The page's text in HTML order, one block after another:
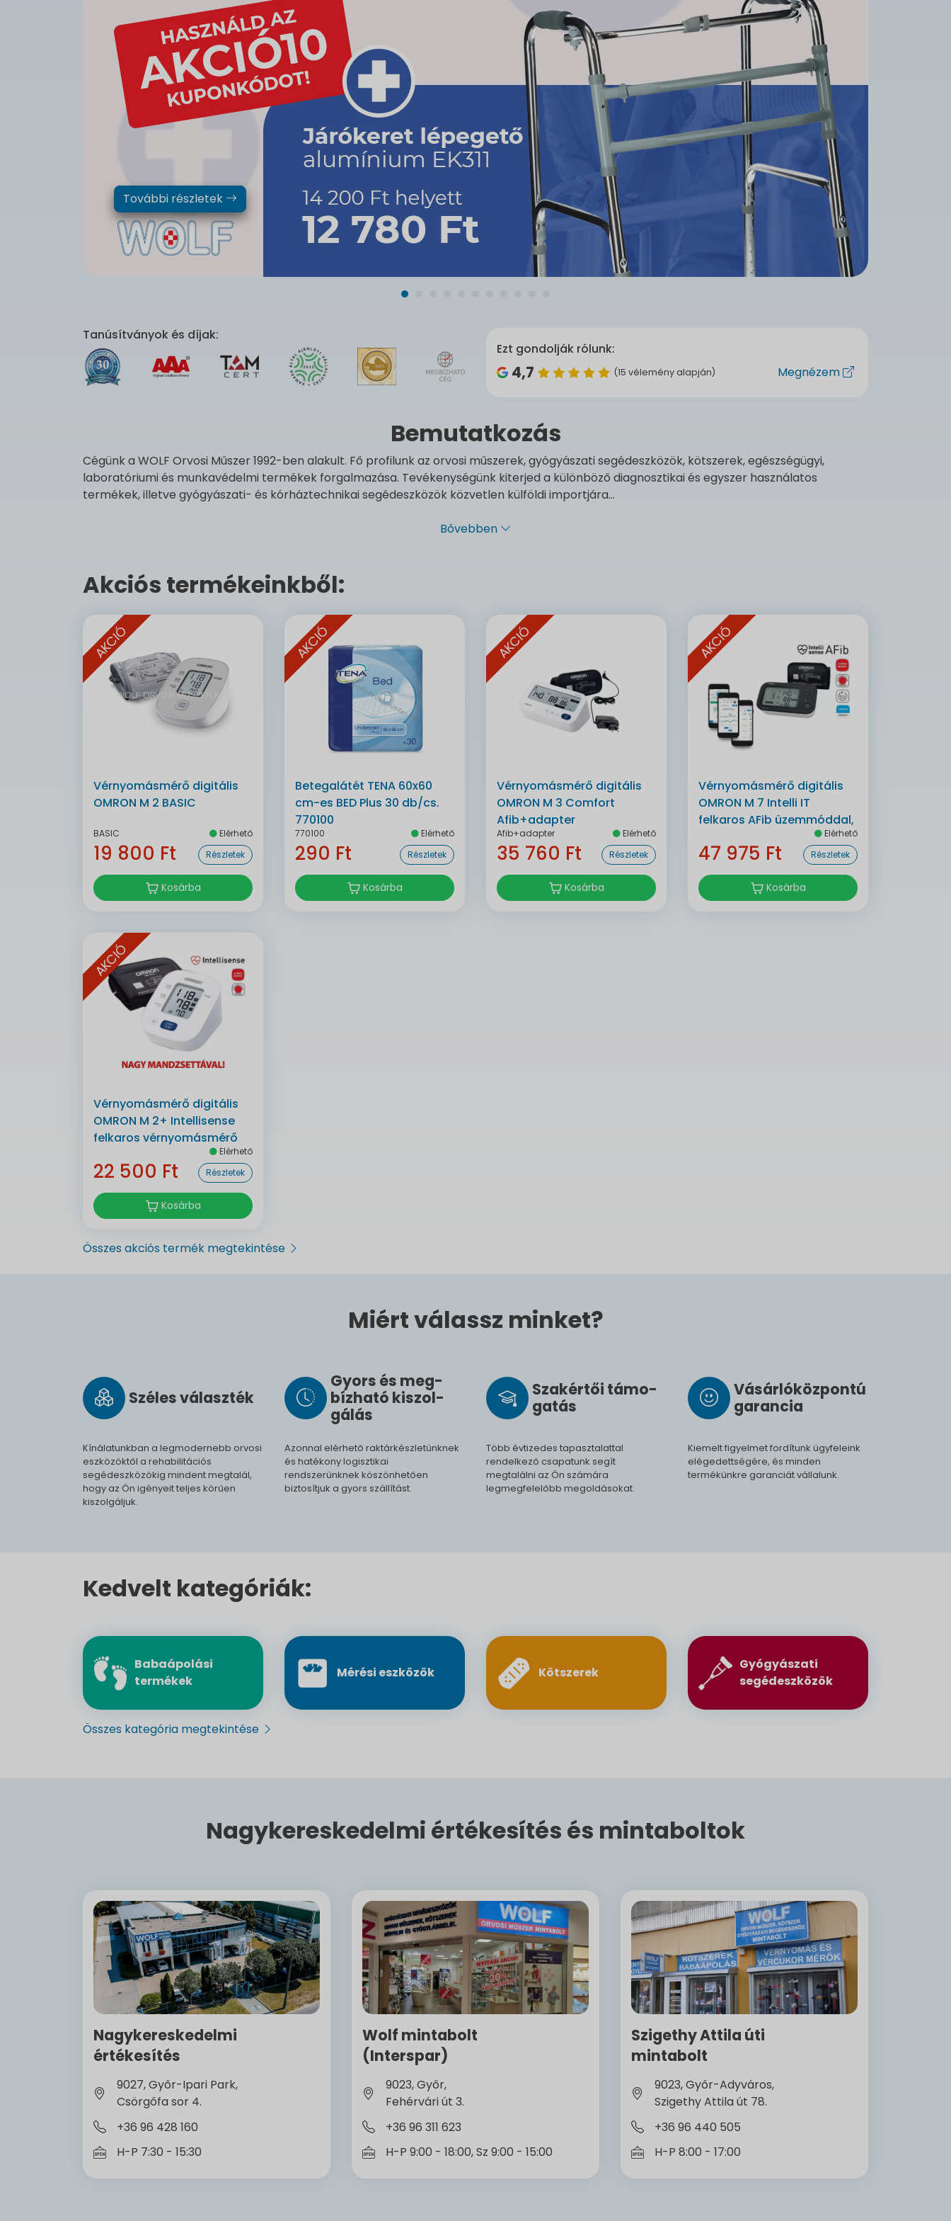
További részletek
Tanúsítványok és díjak:
Ezt gondolják rólunk:
4,7 (15 vélemény alapján) Megnézem
Bemutatkozás
Cégünk a WOLF Orvosi Műszer 1992-ben alakult. Fő profilunk az orvosi műszerek, gyógyászati segédeszközök, kötszerek, egészségügyi,
laboratóriumi és munkavédelmi termékek forgalmazása. Tevékenységünk kiterjed a különböző diagnosztikai és egyszer használatos
termékek, illetve gyógyászati- és kórháztechnikai segédeszközök közvetlen külföldi importjára...
Bővebben
Akciós termékeinkből:
AKCIÓ
Vérnyomásmérő digitális
OMRON M 2 BASIC
BASIC Elérhető
19 800 Ft Részletek
Kosárba
AKCIÓ
Betegalátét TENA 60x60
cm-es BED Plus 30 db/cs.
770100
770100 Elérhető
290 Ft Részletek
Kosárba
AKCIÓ
Vérnyomásmérő digitális
OMRON M 3 Comfort
Afib+adapter
Afib+adapter Elérhető
35 760 Ft Részletek
Kosárba
AKCIÓ
Vérnyomásmérő digitális
OMRON M 7 Intelli IT
felkaros AFib üzemmóddal,
bluetoothos automataElérhető
47 975 Ft Részletek
Kosárba
AKCIÓ
Vérnyomásmérő digitális
OMRON M 2+ Intellisense
felkaros vérnyomásmérő
Elérhető
22 500 Ft Részletek
Kosárba
Összes akciós termék megtekintése
Miért válassz minket?
Széles vá­lasz­ték
Kínálatunkban a legmodernebb orvosi
eszközöktől a rehabilitációs
segédeszközökig mindent megtalál,
hogy az Ön igényeit teljes körűen
kiszolgáljuk.
Gyors és meg­
bíz­ha­tó ki­szol­
gál­ás
Azonnal elérhető raktárkészletünknek
és hatékony logisztikai
rendszerünknek köszönhetően
biztosítjuk a gyors szállítást.
Szak­értői tá­mo­
ga­tás
Több évtizedes tapasztalattal
rendelkező csapatunk segít
megtalálni az Ön számára
legmegfelelőbb megoldásokat.
Vásárló­köz­pontú
ga­ran­cia
Kiemelt figyelmet fordítunk ügyfeleink
elégedettségére, és minden
termékünkre garanciát vállalunk.
Kedvelt kategóriák:
Babaápolási
termékek
Mérési eszközök Kötszerek
Gyógyászati
segédeszközök
Összes kategória megtekintése
Nagykereskedelmi értékesítés és mintaboltok
Nagykereskedelmi
értékesítés
9027, Győr-Ipari Park,
Csörgőfa sor 4.
+36 96 428 160
H-P 7:30 - 15:30
Wolf mintabolt
(Interspar)
9023, Győr,
Fehérvári út 3.
+36 96 311 623
H-P 9:00 - 18:00, Sz 9:00 - 15:00
Szigethy Attila úti
mintabolt
9023, Győr-Adyváros,
Szigethy Attila út 78.
+36 96 440 505
H-P 8:00 - 17:00